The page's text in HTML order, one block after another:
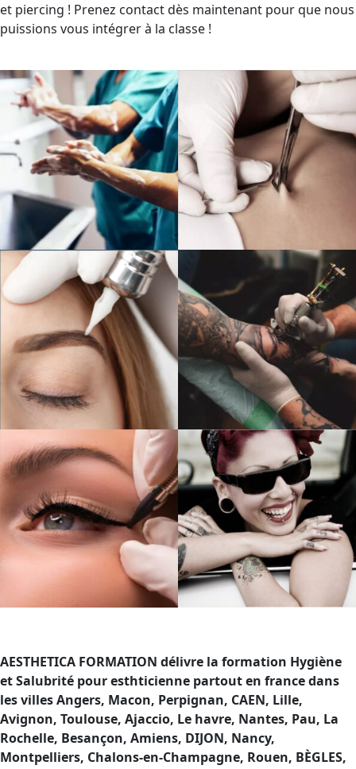
et piercing ! Prenez contact dès maintenant pour que nous
puissions vous intégrer à la classe !
AESTHETICA FORMATION délivre la formation Hygiène
et Salubrité pour esthticienne partout en france dans
les villes Angers, Macon, Perpignan, CAEN, Lille,
Avignon, Toulouse, Ajaccio, Le havre, Nantes, Pau, La
Rochelle, Besançon, Amiens, DIJON, Nancy,
Montpelliers, Chalons-en-Champagne, Rouen, BÈGLES,